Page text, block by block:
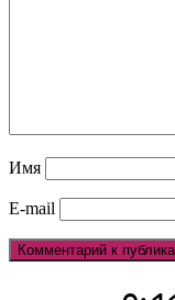
Имя
E-mail